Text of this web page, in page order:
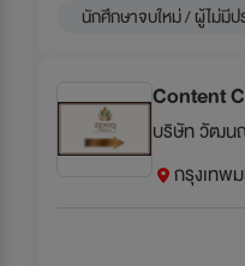
นักศึกษาจบใหม่ / ผู้ไม่มี
Content
บริษัท วัฒน
กรุงเทพ